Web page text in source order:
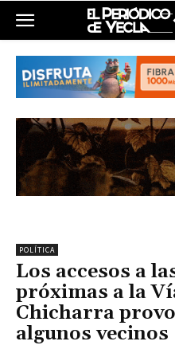
POLÍTICA
Los accesos a
próximas a la
Chicharra
algunos vecinos